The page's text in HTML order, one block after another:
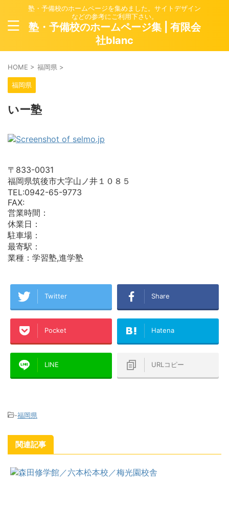
塾・予備校のホームページを集めました。サイトデザイン
などの参考にご利用下さい。
塾・予備校のホームページ集 | 有限会
社blanc
HOME > 福岡県 >
福岡県
いー塾
〒833-0031
福岡県筑後市大字山ノ井１０８５
TEL:0942-65-9773
FAX:
営業時間：
休業日：
駐車場：
最寄駅：
業種：学習塾,進学塾
Twitter Share
Pocket Hatena
LINE URLコピー
-福岡県
関連記事